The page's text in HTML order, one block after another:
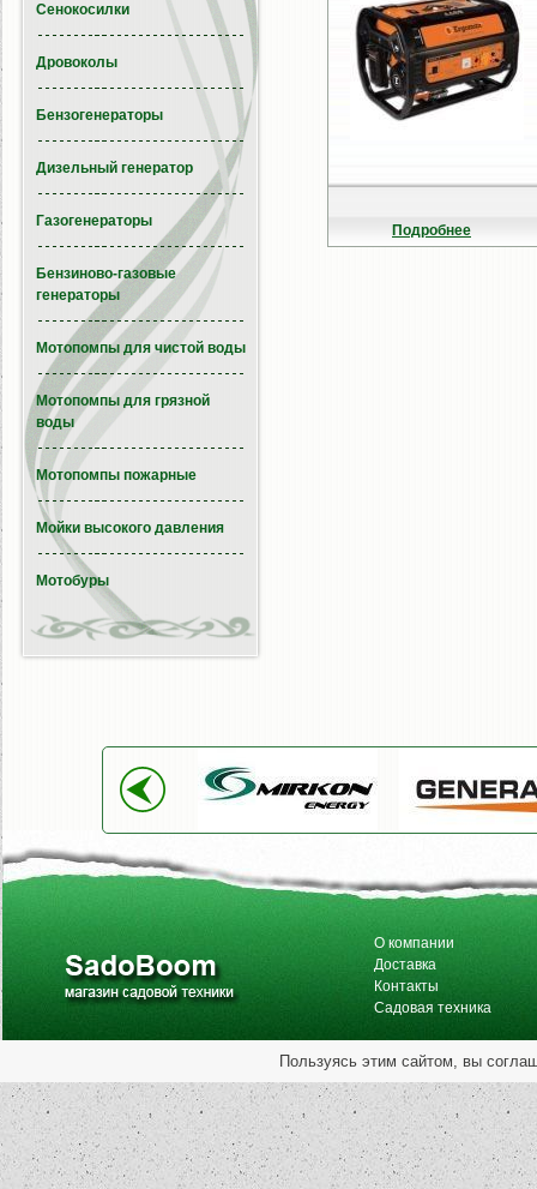
Подробнее
Сенокосилки
Дровоколы
Бензогенераторы
Дизельный генератор
Газогенераторы
Бензиново-газовые
генераторы
Мотопомпы для чистой воды
Мотопомпы для грязной
воды
Мотопомпы пожарные
Мойки высокого давления
Мотобуры
О компании
Доставка
Контакты
Садовая техника
Пользуясь этим сайтом, вы